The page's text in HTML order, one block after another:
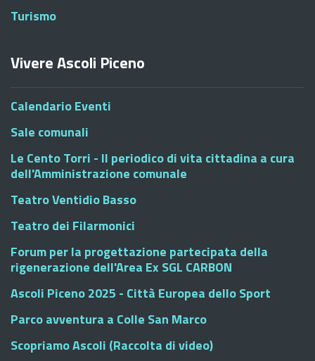
Turismo
Vivere Ascoli Piceno
Calendario Eventi
Sale comunali
Le Cento Torri - Il periodico di vita cittadina a cura
dell'Amministrazione comunale
Teatro Ventidio Basso
Teatro dei Filarmonici
Forum per la progettazione partecipata della
rigenerazione dell'Area Ex SGL CARBON
Ascoli Piceno 2025 - Città Europea dello Sport
Parco avventura a Colle San Marco
Scopriamo Ascoli (Raccolta di video)